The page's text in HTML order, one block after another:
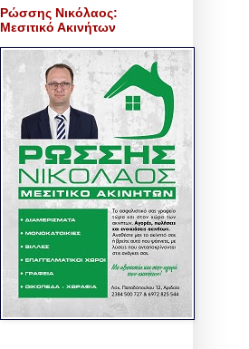
Ρώσσης Νικόλαος:
Μεσιτικό Ακινήτων